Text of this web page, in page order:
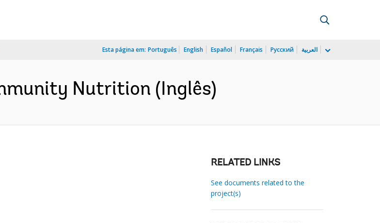
Esta página em: Português English Español Français Русский العربية
Nutrition (Inglês)
RELATED LINKS
See documents related to the
project(s)